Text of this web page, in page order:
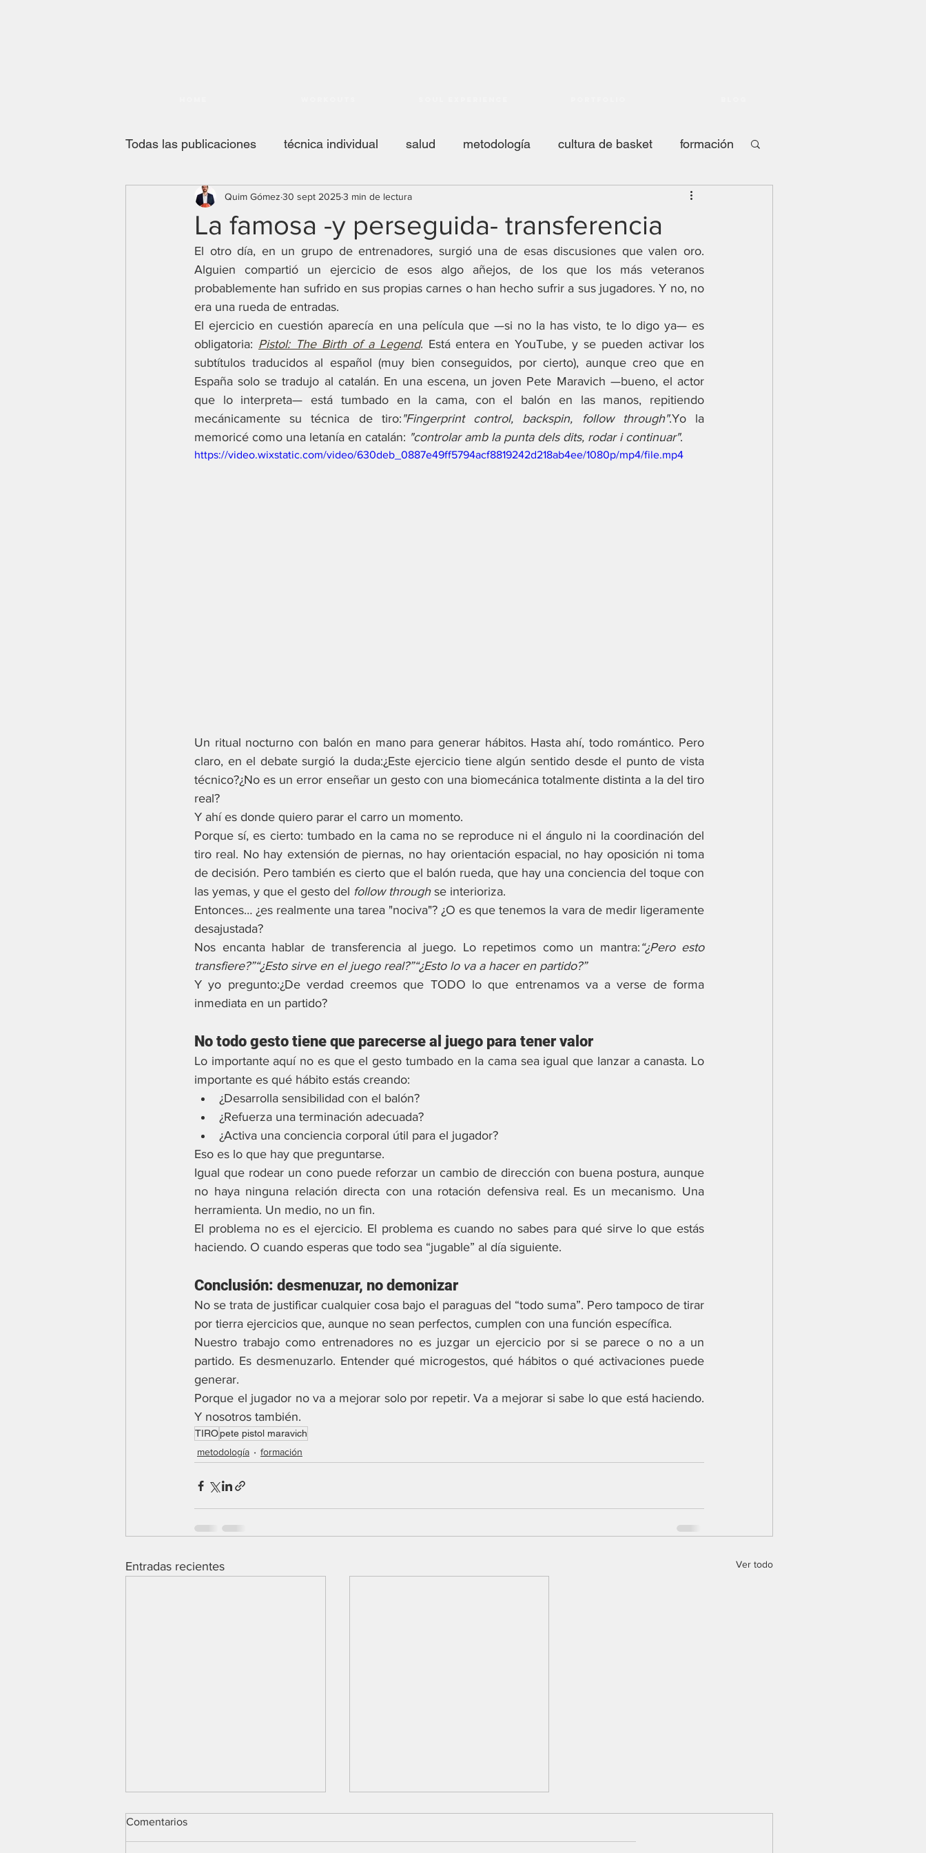
Todas las publicaciones técnica individual salud metodología cultura de basket formación
PODCAST el alma del juego scouting
direccion de club coach 2 coach nba táctica respondiendo mails contrahistoria
La famosa -y perseguida- transferencia
Quim Gómez 30 sept 20253 min de lectura
El otro día, en un grupo de entrenadores, surgió una de esas discusiones que valen oro.
Alguien compartió un ejercicio de esos algo añejos, de los que los más veteranos
probablemente han sufrido en sus propias carnes o han hecho sufrir a sus jugadores. Y no, no
era una rueda de entradas.
El ejercicio en cuestión aparecía en una película que —si no la has visto, te lo digo ya— es
obligatoria: Pistol: The Birth of a Legend. Está entera en YouTube, y se pueden activar los
subtítulos traducidos al español (muy bien conseguidos, por cierto), aunque creo que en
España solo se tradujo al catalán. En una escena, un joven Pete Maravich —bueno, el actor
que lo interpreta— está tumbado en la cama, con el balón en las manos, repitiendo
mecánicamente su técnica de tiro: "Fingerprint control, backspin, follow through".Yo la
memoricé como una letanía en catalán: "controlar amb la punta dels dits, rodar i continuar".
https://video.wixstatic.com/video/630deb_0887e49ff5794acf8819242d218ab4ee/1080p/mp4/file.mp4
Un ritual nocturno con balón en mano para generar hábitos. Hasta ahí, todo romántico. Pero
claro, en el debate surgió la duda:¿Este ejercicio tiene algún sentido desde el punto de vista
técnico?¿No es un error enseñar un gesto con una biomecánica totalmente distinta a la del tiro
real?
Y ahí es donde quiero parar el carro un momento.
Porque sí, es cierto: tumbado en la cama no se reproduce ni el ángulo ni la coordinación del
tiro real. No hay extensión de piernas, no hay orientación espacial, no hay oposición ni toma
de decisión. Pero también es cierto que el balón rueda, que hay una conciencia del toque con
las yemas, y que el gesto del follow through se interioriza.
Entonces… ¿es realmente una tarea "nociva"? ¿O es que tenemos la vara de medir ligeramente
desajustada?
Nos encanta hablar de transferencia al juego. Lo repetimos como un mantra: “¿Pero esto
transfiere?”“¿Esto sirve en el juego real?”“¿Esto lo va a hacer en partido?”
Y yo pregunto:¿De verdad creemos que TODO lo que entrenamos va a verse de forma
inmediata en un partido?
No todo gesto tiene que parecerse al juego para tener valor
Lo importante aquí no es que el gesto tumbado en la cama sea igual que lanzar a canasta. Lo
importante es qué hábito estás creando:
¿Desarrolla sensibilidad con el balón?
¿Refuerza una terminación adecuada?
¿Activa una conciencia corporal útil para el jugador?
Eso es lo que hay que preguntarse.
Igual que rodear un cono puede reforzar un cambio de dirección con buena postura, aunque
no haya ninguna relación directa con una rotación defensiva real. Es un mecanismo. Una
herramienta. Un medio, no un fin.
El problema no es el ejercicio. El problema es cuando no sabes para qué sirve lo que estás
haciendo. O cuando esperas que todo sea “jugable” al día siguiente.
Conclusión: desmenuzar, no demonizar
No se trata de justificar cualquier cosa bajo el paraguas del “todo suma”. Pero tampoco de tirar
por tierra ejercicios que, aunque no sean perfectos, cumplen con una función específica.
Nuestro trabajo como entrenadores no es juzgar un ejercicio por si se parece o no a un
partido. Es desmenuzarlo. Entender qué microgestos, qué hábitos o qué activaciones puede
generar.
Porque el jugador no va a mejorar solo por repetir. Va a mejorar si sabe lo que está haciendo.
Y nosotros también.
TIROpete pistol maravich
metodología
formación
Entradas recientes Ver todo
Comentarios